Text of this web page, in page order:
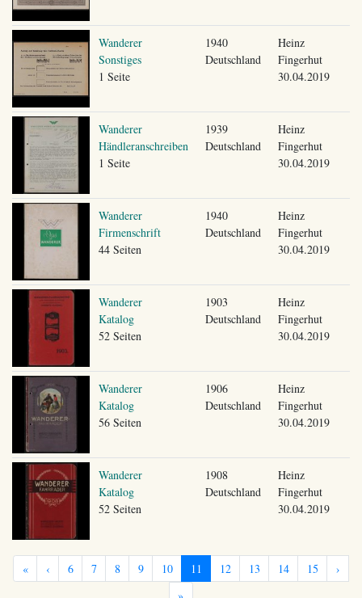
Wanderer
Sonstiges
1 Seite
1940
Deutschland
Heinz
Fingerhut
30.04.2019
Wanderer
Händleranschreiben
1 Seite
1939
Deutschland
Heinz
Fingerhut
30.04.2019
Wanderer
Firmenschrift
44 Seiten
1940
Deutschland
Heinz
Fingerhut
30.04.2019
Wanderer
Katalog
52 Seiten
1903
Deutschland
Heinz
Fingerhut
30.04.2019
Wanderer
Katalog
56 Seiten
1906
Deutschland
Heinz
Fingerhut
30.04.2019
Wanderer
Katalog
52 Seiten
1908
Deutschland
Heinz
Fingerhut
30.04.2019
« ‹ 6 7 8 9 10 11 12 13 14 15
›
»